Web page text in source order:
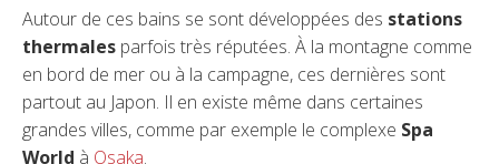
Autour de ces bains se sont développées des stations
thermales parfois très réputées. À la montagne comme
en bord de mer ou à la campagne, ces dernières sont
partout au Japon. Il en existe même dans certaines
grandes villes, comme par exemple le complexe Spa
World à Osaka.